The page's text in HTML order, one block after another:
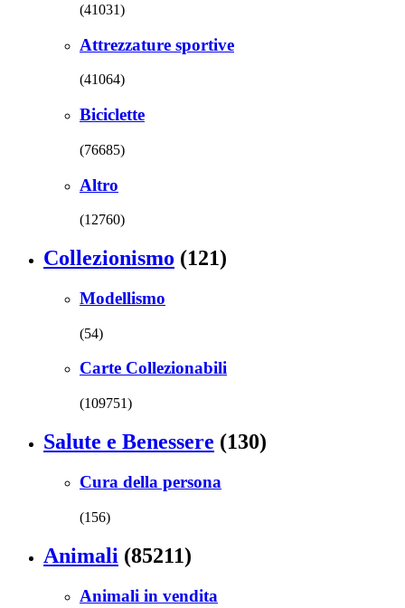
(41031)
Attrezzature sportive
(41064)
Biciclette
(76685)
Altro
(12760)
Collezionismo (121)
Modellismo
(54)
Carte Collezionabili
(109751)
Salute e Benessere (130)
Cura della persona
(156)
Animali (85211)
Animali in vendita